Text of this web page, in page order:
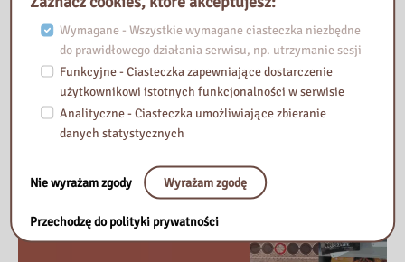
Narodowego Święta Niepodległości!
Wymagane - Wszystkie wymagane ciasteczka niezbędne
do prawidłowego działania serwisu, np. utrzymanie sesji
Funkcyjne - Ciasteczka zapewniające dostarczenie
użytkownikowi istotnych funkcjonalności w serwisie
Analityczne - Ciasteczka umożliwiające zbieranie
danych statystycznych
Nie wyrażam zgody Wyrażam zgodę
Przechodzę do polityki prywatności